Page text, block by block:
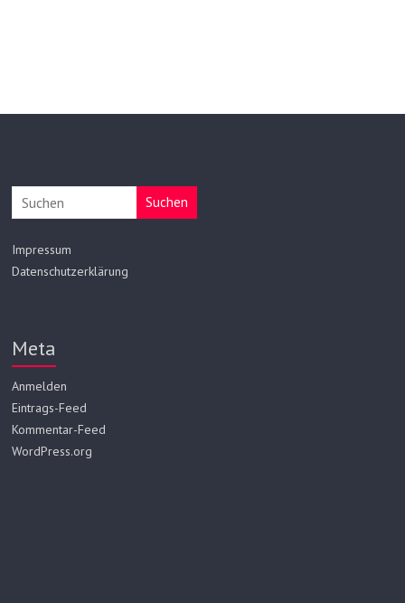
Suchen
Impressum
Datenschutzerklärung
Meta
Anmelden
Eintrags-Feed
Kommentar-Feed
WordPress.org